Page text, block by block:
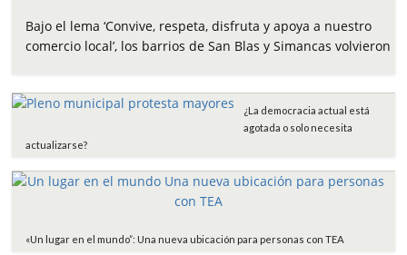
c
e
o
i
t
r
a
t
p
p
a
i
m
p
t
Bajo el lema ‘Convive, respeta, disfruta y apoya a nuestro
comercio local’, los barrios de San Blas y Simancas volvieron
¿La democracia actual está
agotada o solo necesita
actualizarse?
«Un lugar en el mundo”: Una nueva ubicación para personas con TEA